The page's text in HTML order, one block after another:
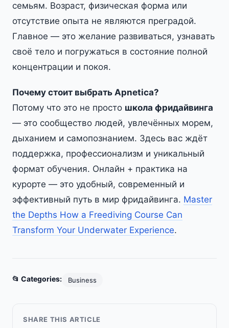
семьям. Возраст, физическая форма или
отсутствие опыта не являются преградой.
Главное — это желание развиваться, узнавать
своё тело и погружаться в состояние полной
концентрации и покоя.
Почему стоит выбрать Apnetica?
Потому что это не просто школа фридайвинга
— это сообщество людей, увлечённых морем,
дыханием и самопознанием. Здесь вас ждёт
поддержка, профессионализм и уникальный
формат обучения. Онлайн + практика на
курорте — это удобный, современный и
эффективный путь в мир фридайвинга. Master
the Depths How a Freediving Course Can
Transform Your Underwater Experience.
📂 Categories: Business
SHARE THIS ARTICLE